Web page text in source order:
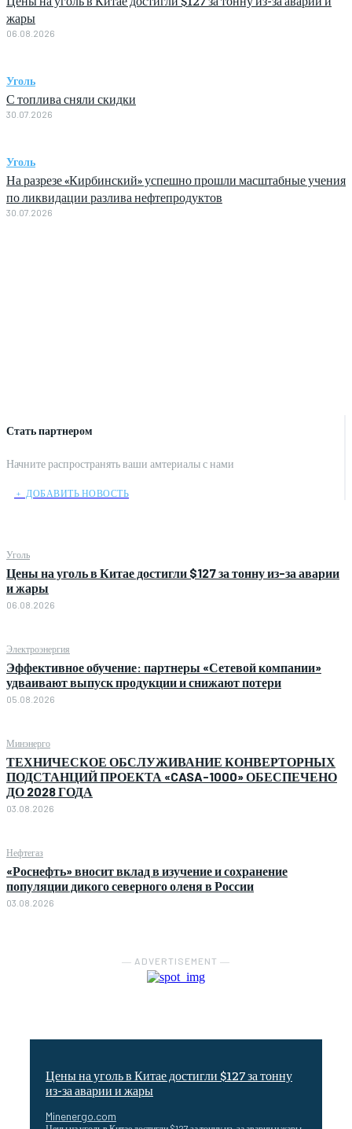
Стать партнером
Начните распространять ваши амтериалы с нами
﹢ ДОБАВИТЬ НОВОСТЬ
Уголь
Цены на уголь в Китае достигли $127 за тонну из-за аварии
и жары
06.08.2026
Электроэнергия
Эффективное обучение: партнеры «Сетевой компании»
удваивают выпуск продукции и снижают потери
05.08.2026
Минэнерго
ТЕХНИЧЕСКОЕ ОБСЛУЖИВАНИЕ КОНВЕРТОРНЫХ
ПОДСТАНЦИЙ ПРОЕКТА «CASA-1000» ОБЕСПЕЧЕНО
ДО 2028 ГОДА
03.08.2026
Нефтегаз
«Роснефть» вносит вклад в изучение и сохранение
популяции дикого северного оленя в России
03.08.2026
― ADVERTISEMENT ―
Цены на уголь в Китае достигли $127 за тонну
из-за аварии и жары
Minenergo.com
жары
06.08.2026
Уголь
С топлива сняли скидки
30.07.2026
Уголь
На разрезе «Кирбинский» успешно прошли масштабные учения
по ликвидации разлива нефтепродуктов
30.07.2026